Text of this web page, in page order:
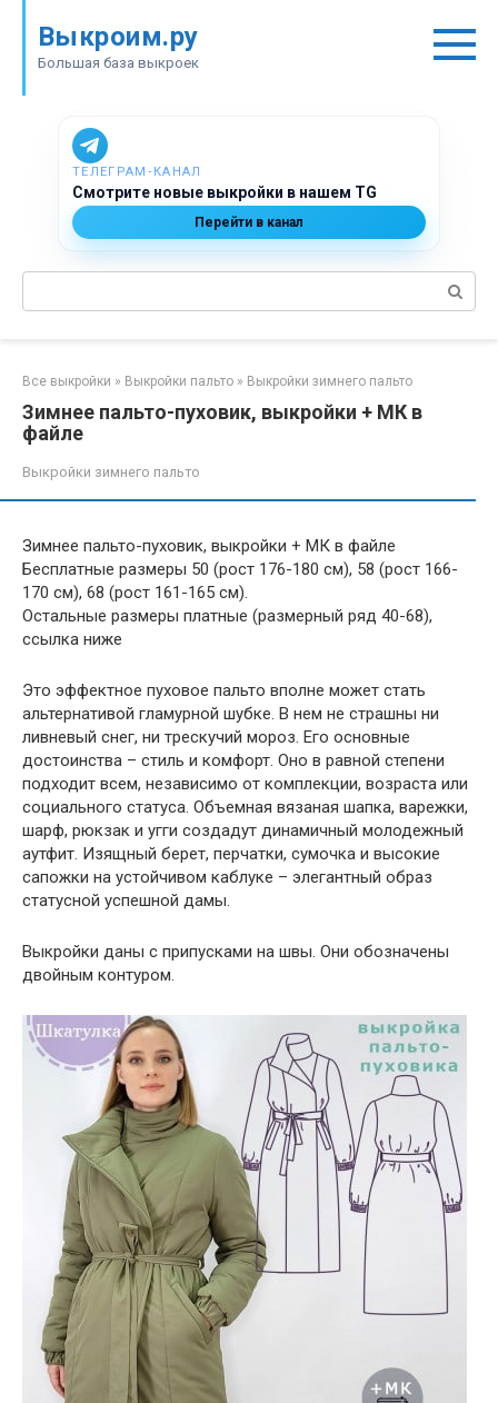
контенту
Выкроим.ру
Большая база выкроек
ТЕЛЕГРАМ‑КАНАЛ
Смотрите новые выкройки в нашем TG
Перейти в канал
Поиск:
Все выкройки » Выкройки пальто » Выкройки зимнего пальто
Зимнее пальто-пуховик, выкройки + МК в
файле
Выкройки зимнего пальто
Зимнее пальто-пуховик, выкройки + МК в файле
Бесплатные размеры 50 (рост 176-180 см), 58 (рост 166-
170 см), 68 (рост 161-165 см).
Остальные размеры платные (размерный ряд 40-68),
ссылка ниже
Это эффектное пуховое пальто вполне может стать
альтернативой гламурной шубке. В нем не страшны ни
ливневый снег, ни трескучий мороз. Его основные
достоинства – стиль и комфорт. Оно в равной степени
подходит всем, независимо от комплекции, возраста или
социального статуса. Объемная вязаная шапка, варежки,
шарф, рюкзак и угги создадут динамичный молодежный
аутфит. Изящный берет, перчатки, сумочка и высокие
сапожки на устойчивом каблуке – элегантный образ
статусной успешной дамы.
Выкройки даны с припусками на швы. Они обозначены
двойным контуром.